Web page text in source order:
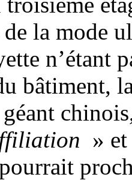
la mode
n’étant
bâtiment,
»